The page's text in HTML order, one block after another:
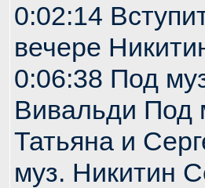
0:02:14
вечере
0:06:38 Под
Вивальди Под
Татьяна и
муз. Никитин